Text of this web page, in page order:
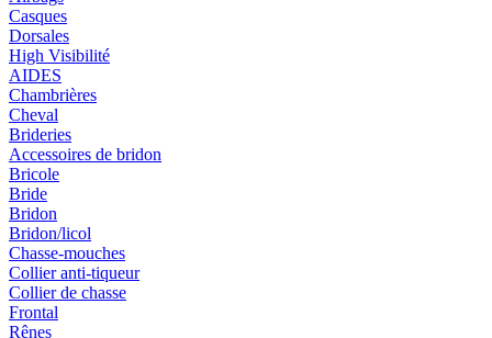
Casques
Dorsales
High Visibilité
AIDES
Chambrières
Cheval
Brideries
Accessoires de bridon
Bricole
Bride
Bridon
Bridon/licol
Chasse-mouches
Collier anti-tiqueur
Collier de chasse
Frontal
Rênes